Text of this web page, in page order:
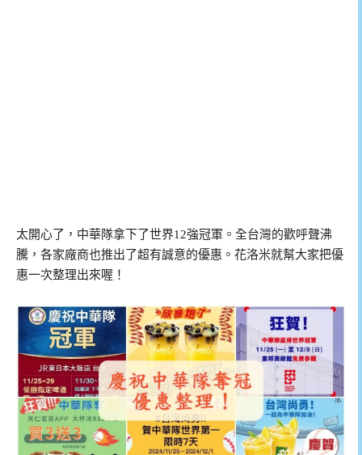
太開心了，中華隊拿下了世界12強冠軍。全台灣的歡呼聲沸
騰，各家廠商也推出了超有誠意的優惠。花洛米就幫大家把優
惠一次整理出來喔！